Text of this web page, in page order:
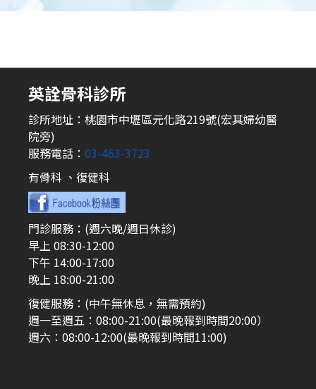
英詮骨科診所
診所地址：桃園市中壢區元化路219號(宏其婦幼醫
院旁)
服務電話： 03-463-3723
有骨科 、復健科
門診服務：(週六晚/週日休診)
早上 08:30-12:00
下午 14:00-17:00
晚上 18:00-21:00
復健服務：(中午無休息，無需預約)
週一至週五：08:00-21:00(最晚報到時間20:00）
週六：08:00-12:00(最晚報到時間11:00)